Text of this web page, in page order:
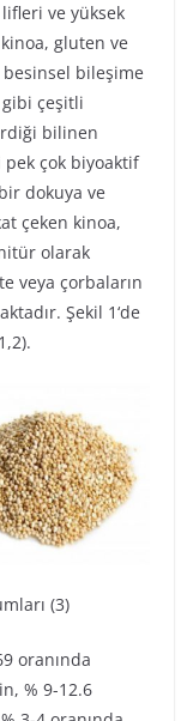
ve yüksek
gluten ve
bileşime
çeşitli
bilinen
çok biyoaktif
dokuya ve
çeken kinoa,
olarak
veya çorbaların
Şekil 1‘de
(3)
oranında
% 9-12.6